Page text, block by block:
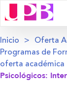
Inicio Oferta
Programas de
oferta académica
Psicológicos: